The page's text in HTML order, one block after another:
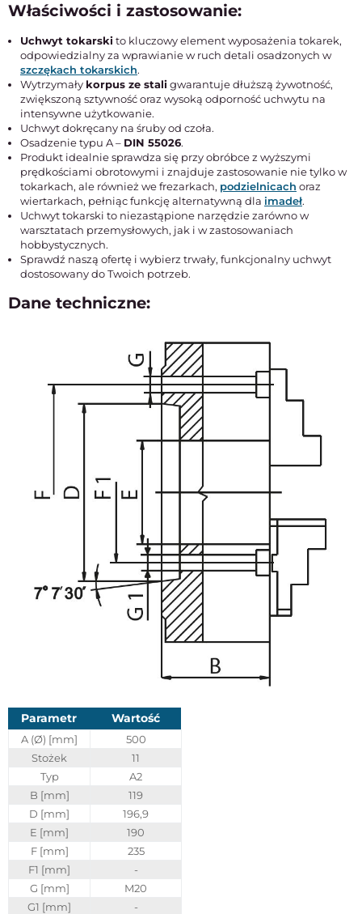
Właściwości i zastosowanie:
Uchwyt tokarskito kluczowy element wyposażenia tokarek,
odpowiedzialny za wprawianie w ruch detali osadzonych w
szczękach tokarskich.
Wytrzymały korpus ze staligwarantuje dłuższą żywotność,
zwiększoną sztywność oraz wysoką odporność uchwytu na
intensywne użytkowanie.
Uchwyt dokręcany na śruby od czoła.
Osadzenie typu A – DIN 55026.
Produkt idealnie sprawdza się przy obróbce z wyższymi
prędkościami obrotowymi i znajduje zastosowanie nie tylko w
tokarkach, ale również we frezarkach, podzielnicach oraz
wiertarkach, pełniąc funkcję alternatywną dla imadeł.
Uchwyt tokarski to niezastąpione narzędzie zarówno w
warsztatach przemysłowych, jak i w zastosowaniach
hobbystycznych.
Sprawdź naszą ofertę i wybierz trwały, funkcjonalny uchwyt
dostosowany do Twoich potrzeb.
Dane techniczne:
Parametr Wartość
A (Ø) [mm]
500
Stożek
11
Typ
A2
B [mm]
119
D [mm]
196,9
E [mm]
190
F [mm]
235
F1 [mm]
-
G [mm]
M20
G1 [mm]
-